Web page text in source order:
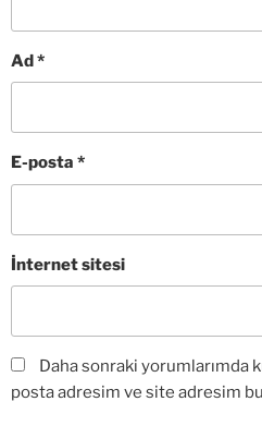
Ad*
E-posta *
İnternet sitesi
Daha sonraki yorumlarımda
posta adresim ve site adresim